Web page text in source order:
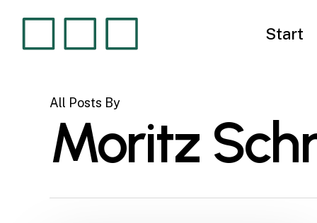
main
Start
All Posts By
Moritz